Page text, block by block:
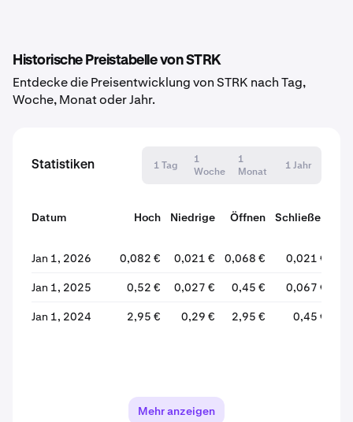
Historische Preistabelle von STRK
Entdecke die Preisentwicklung von STRK nach Tag,
Woche, Monat oder Jahr.
Statistiken 1 Tag
1
Woche
1
Monat
1 Jahr
Datum Hoch Niedrige Öffnen
Schließen
Jan 1, 2026
0,082 € 0,021 € 0,068 € 0,021 €
Jan 1, 2025 0,52 € 0,027 € 0,45 € 0,067 €
Jan 1, 2024 2,95 € 0,29 € 2,95 € 0,45 €
Mehr anzeigen